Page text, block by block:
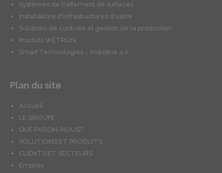
Systèmes de traitement de surfaces
Installations d'infrastructures d'usine
Solutions de contrôle et gestion de la production
Produits WETRON
Smart Technologies – Industrie 4.0.
Plan du site
Accueil
LE GROUPE
QUE FAISON-NOUS?
SOLUTIONS ET PRODUITS
CLIENTS ET SECTEURS
Emplois